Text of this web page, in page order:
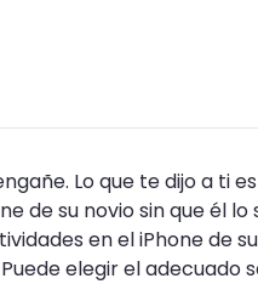
Lo que te dijo a
de su novio sin que él
en el iPhone de
elegir el adecuado